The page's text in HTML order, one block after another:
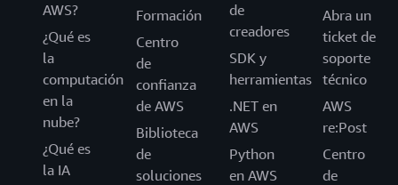
AWS?
¿Qué es
la
computación
en la
nube?
¿Qué es
la IA
Formación
Centro
de
confianza
de AWS
Biblioteca
de
soluciones
de
creadores
SDK y
herramientas
.NET en
AWS
Python
en AWS
Abra un
ticket de
soporte
técnico
AWS
re:Post
Centro
de